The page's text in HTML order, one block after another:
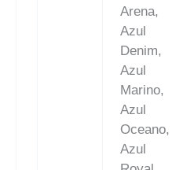
Arena,
Azul
Denim,
Azul
Marino,
Azul
Oceano,
Azul